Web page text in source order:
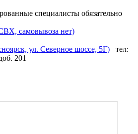
специалисты обязательно
самовывоза нет)
ул. Северное шоссе, 5Г)
тел:
201